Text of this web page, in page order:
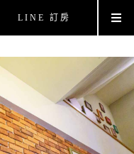
LINE 訂房